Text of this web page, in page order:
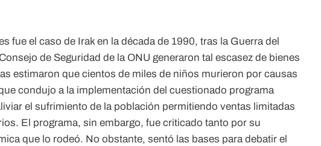
fue el caso de Irak en la década de 1990, tras la Guerra del
de Seguridad de la ONU generaron tal escasez de bienes
estimaron que cientos de miles de niños murieron por causas
condujo a la implementación del cuestionado programa
el sufrimiento de la población permitiendo ventas limitadas
El programa, sin embargo, fue criticado tanto por su
que lo rodeó. No obstante, sentó las bases para debatir el